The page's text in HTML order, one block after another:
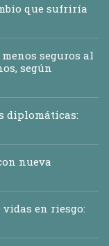
que sufriría
seguros al
según
diplomáticas:
nueva
en riesgo: